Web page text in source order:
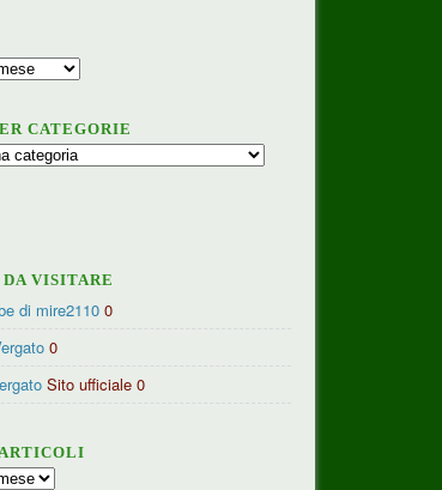
CATEGORIE
VISITARE
di mire2110 0
0
Sito ufficiale 0